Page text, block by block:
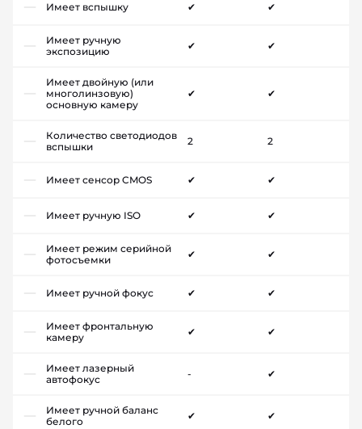
Имеет вспышку ✔ ✔
Имеет ручную
экспозицию
✔ ✔
Имеет двойную (или
многолинзовую)
основную камеру
✔ ✔
Количество светодиодов
вспышки
2 2
Имеет сенсор CMOS ✔ ✔
Имеет ручную ISO ✔ ✔
Имеет режим серийной
фотосъемки
✔ ✔
Имеет ручной фокус ✔ ✔
Имеет фронтальную
камеру
✔ ✔
Имеет лазерный
автофокус
- ✔
Имеет ручной баланс
белого
✔ ✔